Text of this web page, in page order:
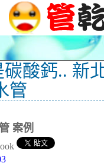
酸鈣.. 新
管
案例